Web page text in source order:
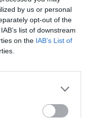
by us or personal
opt-out of the
list of downstream
on the IAB’s List of
17.
Ajax helpt
afgeknipte
Feyenoord
altijd
Hakim